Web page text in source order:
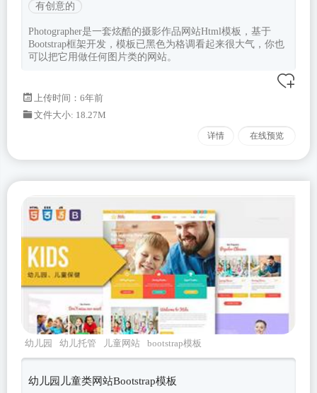
有创意的
Photographer是一套炫酷的摄影作品网站Html模板，基于
Bootstrap框架开发，模板已黑色为格调看起来很大气，你也
可以把它用做任何图片类的网站。
上传时间：6年前
文件大小: 18.27M
详情 在线预览
幼儿园 幼儿托管 儿童网站
bootstrap模板
幼儿园儿童类网站Bootstrap模板